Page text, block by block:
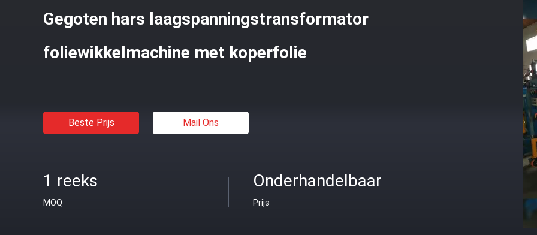
Gegoten hars laagspanningstransformator
foliewikkelmachine met koperfolie
Beste Prijs Mail Ons
1 reeks
MOQ
Onderhandelbaar
Prijs